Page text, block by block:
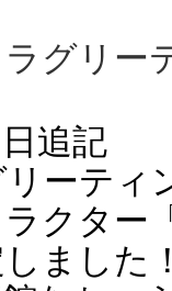
グリー
追記
ーティ
クター
ました